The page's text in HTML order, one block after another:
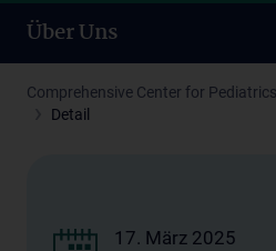
Über Uns
Comprehensive Center for Pediatrics
Detail
17. März 2025